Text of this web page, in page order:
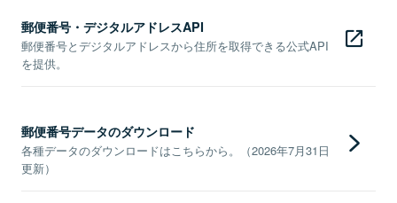
郵便番号・デジタルアドレスAPI
郵便番号とデジタルアドレスから住所を取得できる公式API
を提供。
郵便番号データのダウンロード
各種データのダウンロードはこちらから。（2026年7月31日
更新）